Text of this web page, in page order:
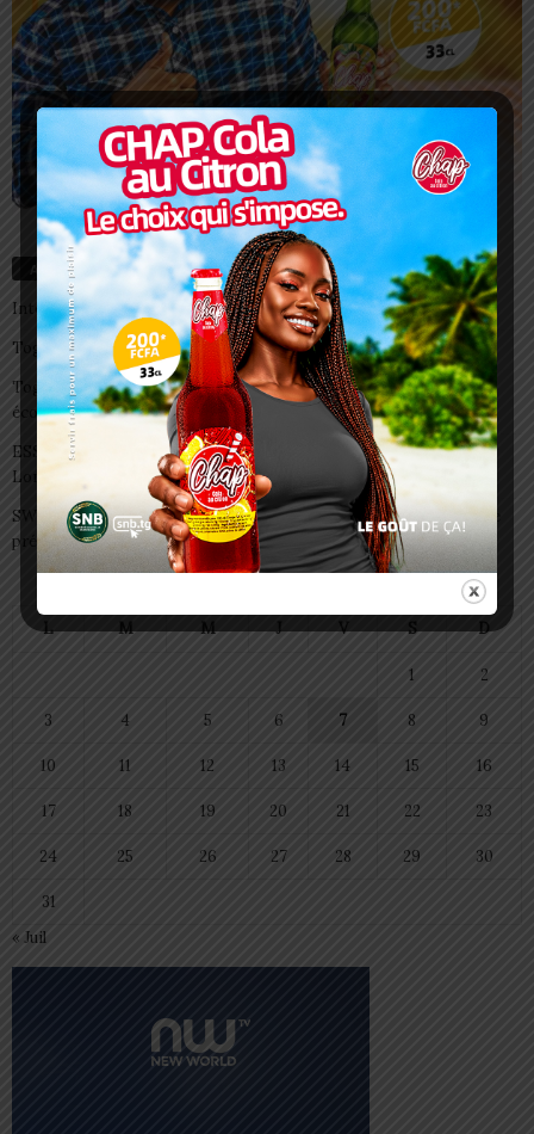
Articles récents
Interclubs CAF: ASCK et ASKO face à deux gros morceaux
Togo/ Boissons énergisantes: l’État tire la sonnette d’alarme
Togo/ Rentrée scolaire 2026-2027: consultez la liste officielle des
écoles autorisées
ESSAL 2026 : les admissibles convoqués pour la visite médicale à
Lomé
SWEDD+ Togo / ECOLE DE LA CHANCE : les maitres-artisans se
préparent à transmettre
L M M J V S D
1 2
3 4 5 6 7 8 9
10 11 12 13 14 15 16
17 18 19 20 21 22 23
24 25 26 27 28 29 30
31
« Juil